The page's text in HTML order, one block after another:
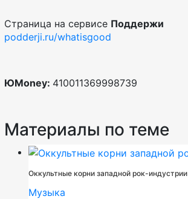
Страница на сервисе Поддержи
podderji.ru/whatisgood
ЮMoney: 410011369998739
Материалы по теме
Оккультные корни западной рок-индустрии
Музыка